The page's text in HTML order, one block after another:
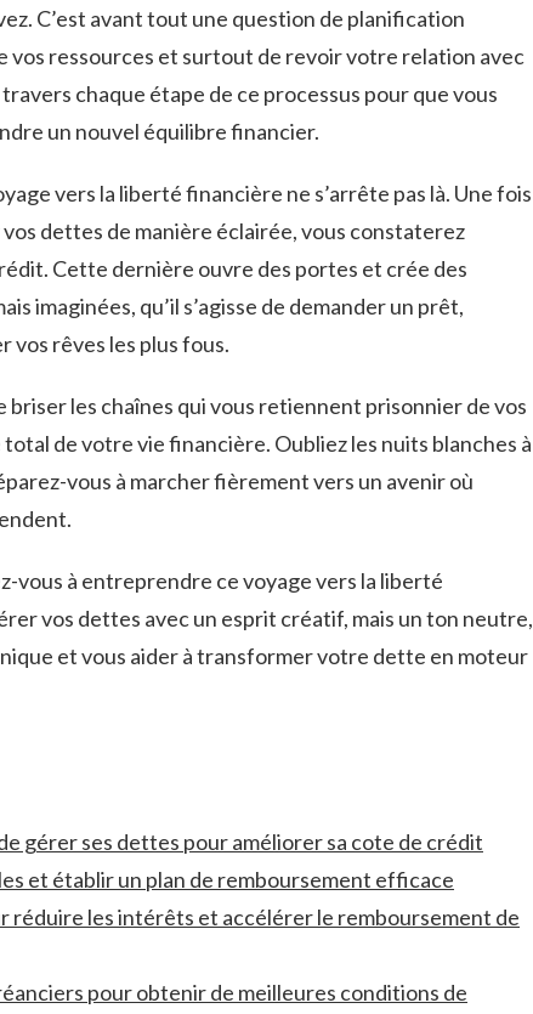
C’est avant tout une question ⁢de planification
vos ressources​ et surtout de revoir ⁤votre‌ relation avec
chaque ⁢étape de ce processus⁣ pour⁢ que vous
un nouvel équilibre financier.
vers la ⁤liberté financière ⁢ne s’arrête pas là. Une fois
dettes de manière éclairée, vous constaterez
Cette dernière ‍ouvre des portes et crée des
imaginées, qu’il s’agisse de demander‍ un prêt,
vos rêves les plus fous.
briser les chaînes qui ⁢vous retiennent prisonnier de vos
de votre ⁤vie financière. Oubliez les nuits blanches à
vous ⁢à marcher fièrement vers un avenir où
vous à entreprendre ce voyage vers la liberté⁢
vos dettes avec un esprit créatif, mais un ton neutre,
et vous aider à transformer votre dette en moteur
gérer ses dettes pour améliorer sa cote de crédit
et établir un plan ​de remboursement efficace
réduire les intérêts⁤ et accélérer le remboursement de
pour obtenir de meilleures conditions de